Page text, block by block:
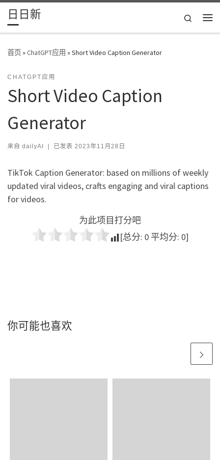
Skip to content
日日新
Search
首页»ChatGPT应用 »Short Video Caption Generator
CHATGPT应用
Short Video Caption
Generator
来自 dailyAI | 已发表 2023年11月28日
TikTok Caption Generator: based on millions of weekly
updated viral videos, crafts engaging and viral captions
for videos.
为此项目打分吧
[总分: 0 平均分: 0]
你可能也喜欢